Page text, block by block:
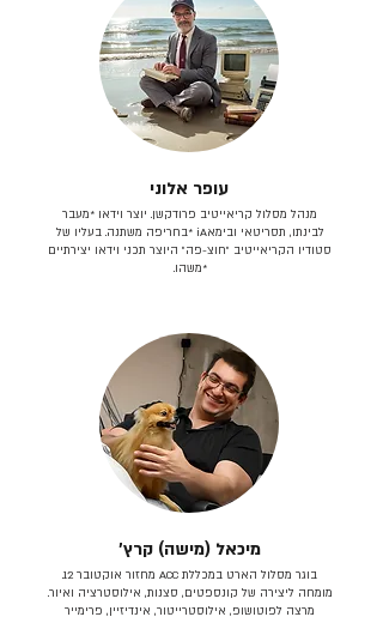
עופר אלוני
מנהל מסלול קריאייטיב פרודקשן. יוצר וידאו *מעבר
לבינתו, תסריטאי וב​ימאiA‎ *בחריפה משתנה. בעליו של
סטודיו הקריאייטיב ״חוצ-פה״ היוצר תכני וידאו יצירתיים
*משהו.
מיכאל (מישה) קרץ׳
בוגר מסלול הארט במכללת ACC מחזור אוקטובר 12.
מומחה ליצירה של קונספטים, סצנות, אילוסטרציה ואיור.
מרצה לפוטושופ, אילוסטרייטור, אינדיזיין, פרימייר